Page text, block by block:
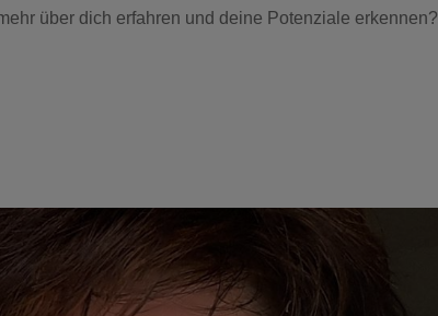
über dich erfahren und deine Potenziale erkennen?